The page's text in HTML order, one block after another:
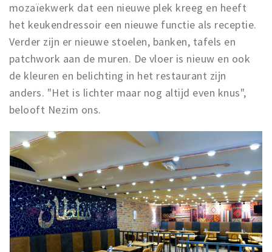
mozaïekwerk dat een nieuwe plek kreeg en heeft
het keukendressoir een nieuwe functie als receptie.
Verder zijn er nieuwe stoelen, banken, tafels en
patchwork aan de muren. De vloer is nieuw en ook
de kleuren en belichting in het restaurant zijn
anders. "Het is lichter maar nog altijd even knus",
belooft Nezim ons.